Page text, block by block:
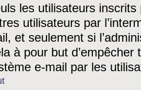
les utilisateurs
utilisateurs par
et seulement si
à pour but
e-mail par les